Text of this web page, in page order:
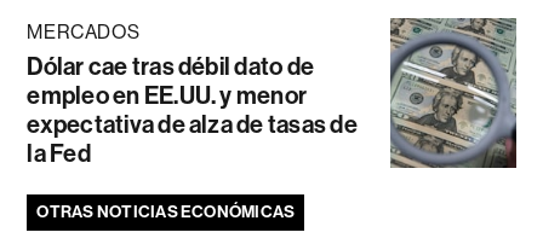
MERCADOS
Dólar cae tras débil dato de
empleo en EE.UU. y menor
expectativa de alza de tasas de
la Fed
OTRAS NOTICIAS ECONÓMICAS